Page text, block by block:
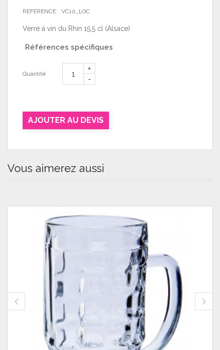
REFERENCE: VC10_LOC
Verre à vin du Rhin 15,5 cl (Alsace)
Références spécifiques
Quantité
AJOUTER AU DEVIS
Vous aimerez aussi